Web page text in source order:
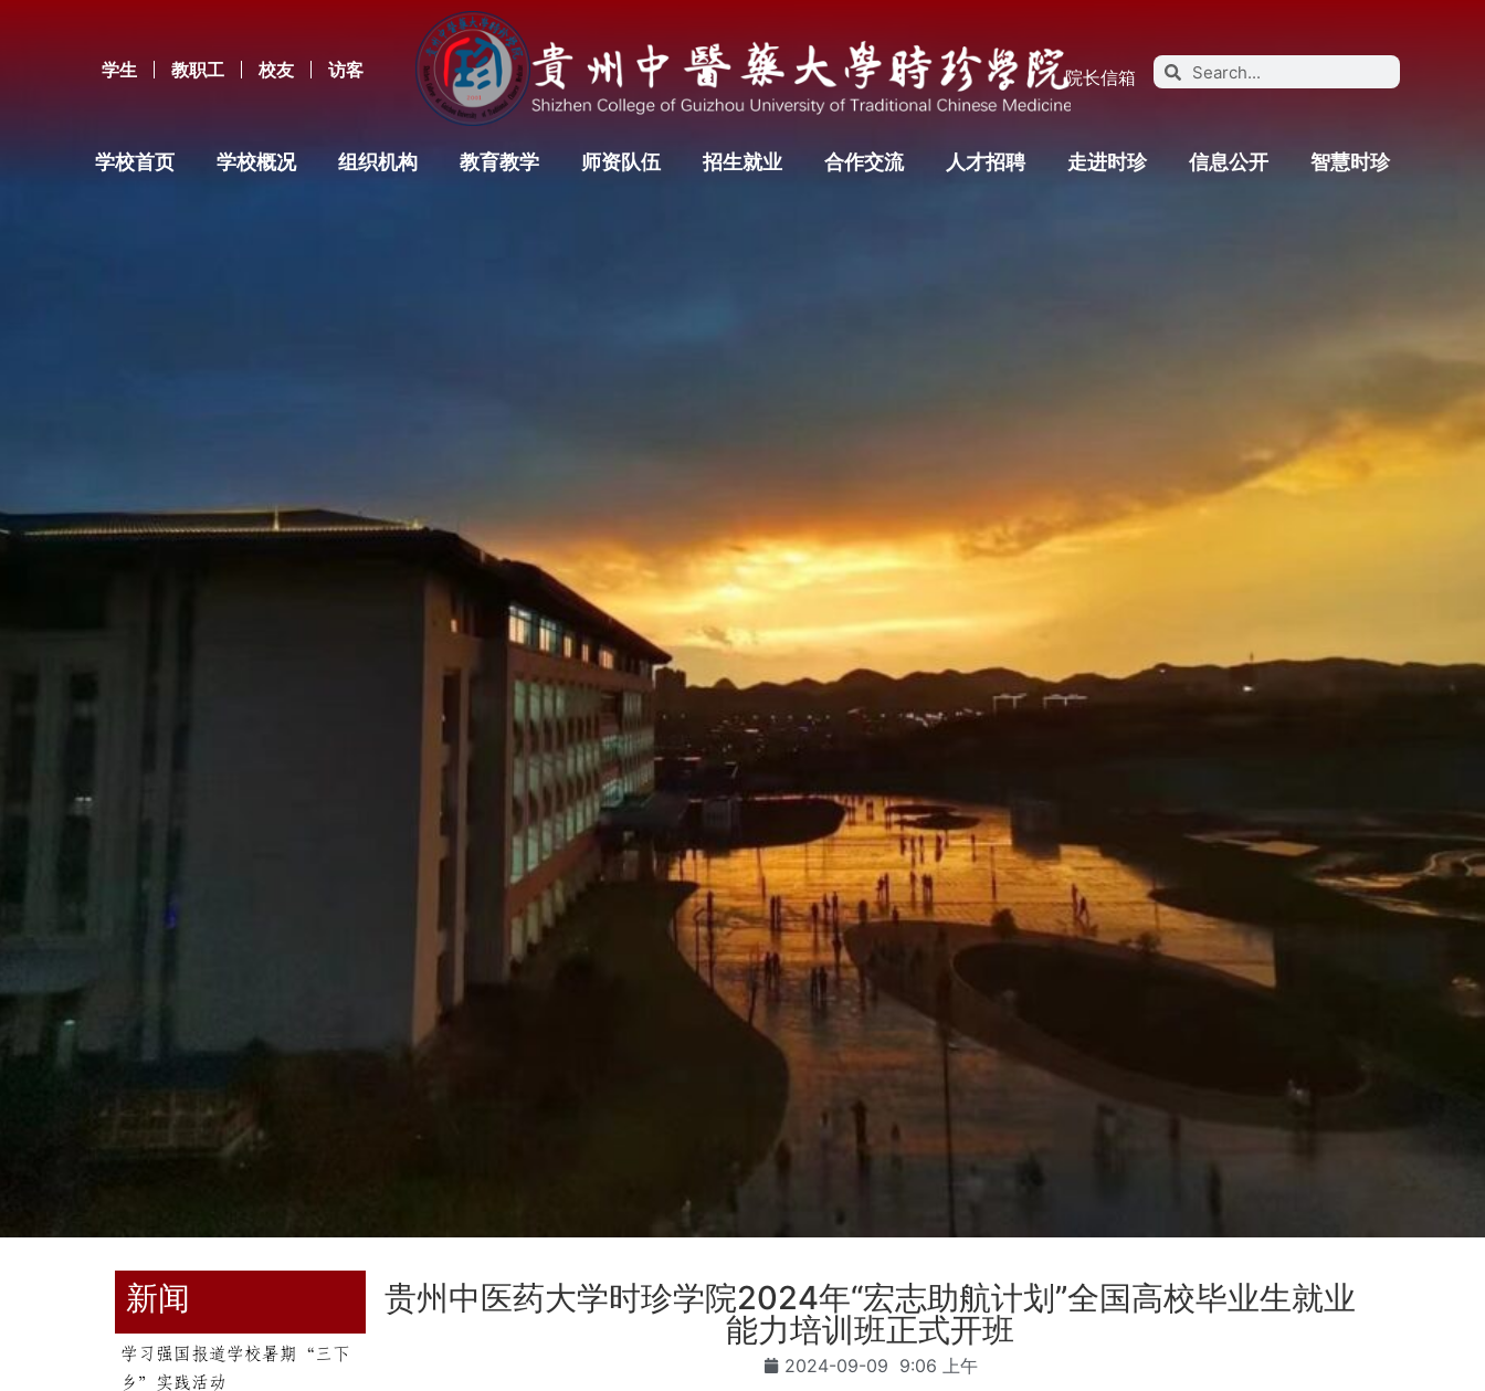
学生 教职工 校友 访客 院长信箱
学校首页 学校概况 组织机构 教育教学 师资队伍 招生就业 合作交流 人才招聘 走进时珍 信息公开 智慧时珍
新闻
学习强国报道学校暑期“三下
乡”实践活动
贵州中医药大学时珍学院2024年“宏志助航计划”全国高校毕业生就业
能力培训班正式开班
2024-09-09 9:06 上午